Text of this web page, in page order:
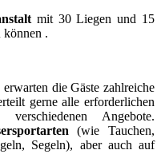
mit 30 Liegen und 15
können .
die Gäste zahlreiche
gerne alle erforderlichen
Angebote.
(wie Tauchen,
Segeln), aber auch auf